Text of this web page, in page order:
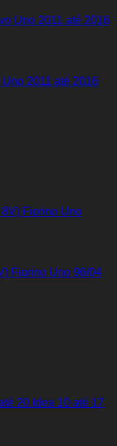
2011 até 2016
Fiorino Uno 96/04